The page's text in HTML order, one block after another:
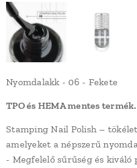
Nyomdalakk - 06 - Fekete
TPO és HEMA mentes termék.
Stamping Nail Polish –
amelyeket a népszerű
- Megfelelő sűrűség és kiváló